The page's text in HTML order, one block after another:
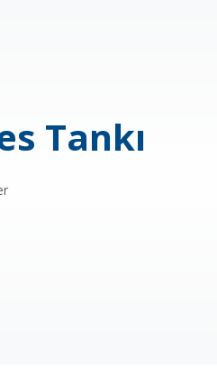
Tankı